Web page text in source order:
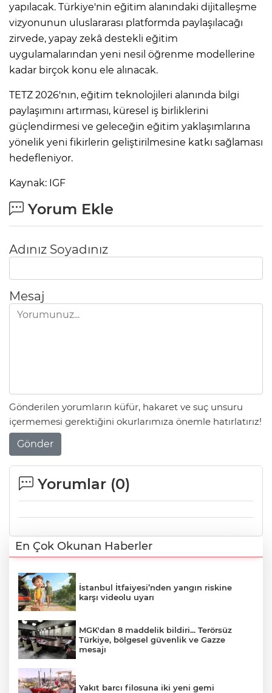
yapılacak. Türkiye'nin eğitim alanındaki dijitalleşme
vizyonunun uluslararası platformda paylaşılacağı
zirvede, yapay zekâ destekli eğitim
uygulamalarından yeni nesil öğrenme modellerine
kadar birçok konu ele alınacak.
TETZ 2026'nın, eğitim teknolojileri alanında bilgi
paylaşımını artırması, küresel iş birliklerini
güçlendirmesi ve geleceğin eğitim yaklaşımlarına
yönelik yeni fikirlerin geliştirilmesine katkı sağlaması
hedefleniyor.
Kaynak: IGF
Yorum Ekle
Adınız Soyadınız
Mesaj
Gönderilen yorumların küfür, hakaret ve suç unsuru
içermemesi gerektiğini okurlarımıza önemle hatırlatırız!
Gönder
Yorumlar (0)
En Çok Okunan Haberler
İstanbul İtfaiyesi’nden yangın riskine
karşı videolu uyarı
MGK'dan 8 maddelik bildiri... Terörsüz
Türkiye, bölgesel güvenlik ve Gazze
mesajı
Yakıt barcı filosuna iki yeni gemi